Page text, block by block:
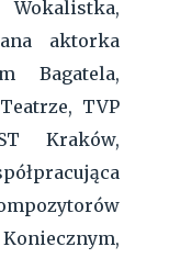
Wokalistka,
aktorka
Bagatela,
TVP
Kraków,